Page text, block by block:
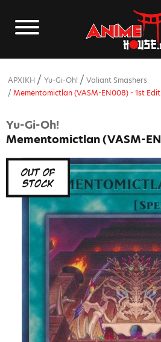
ΑΡΧΙΚΗ Yu-Gi-Oh!
Valiant Smashers
Mementomictlan (VASM-EN008) - 1st
Yu-Gi-Oh!
Mementomictlan (VASM-